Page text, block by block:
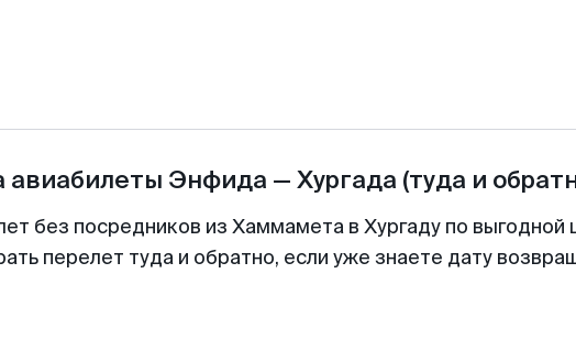
авиабилеты Энфида — Хургада (туда и
без посредников из Хаммамета в Хургаду по выгодной
перелет туда и обратно, если уже знаете дату